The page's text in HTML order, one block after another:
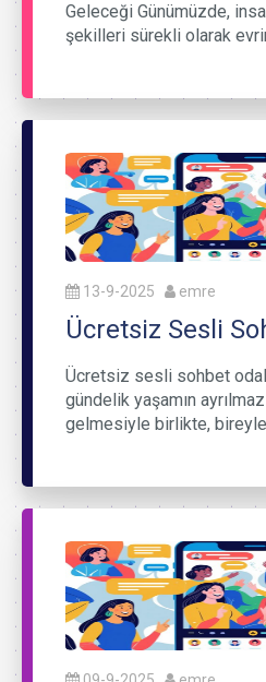
Geleceği Günümüzde,
şekilleri sürekli olarak
13-9-2025 emre
Ücretsiz Sesli
Ücretsiz sesli sohbet
gündelik yaşamın
gelmesiyle birlikte,